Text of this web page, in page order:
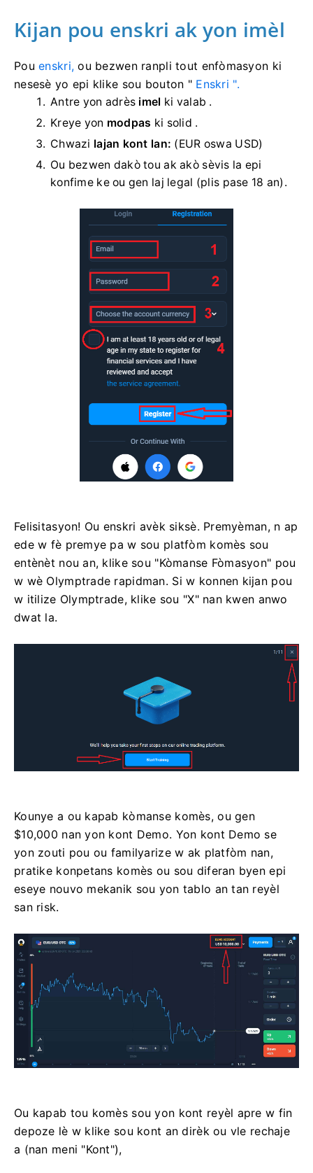
Kijan pou enskri ak yon imèl
Pouenskri, ou bezwen ranpli tout enfòmasyon ki
nesesè yo epi klike sou bouton " Enskri ".
Antre yon adrès imel ki valab .
Kreye yon modpas ki solid .
Chwazi lajan kont lan: (EUR oswa USD)
Ou bezwen dakò tou ak akò sèvis la epi
konfime ke ou gen laj legal (plis pase 18 an).
Felisitasyon! Ou enskri avèk siksè. Premyèman, n ap
ede w fè premye pa w sou platfòm komès sou
entènèt nou an, klike sou "Kòmanse Fòmasyon" pou
w wè Olymptrade rapidman. Si w konnen kijan pou
w itilize Olymptrade, klike sou "X" nan kwen anwo
dwat la.
Kounye a ou kapab kòmanse komès, ou gen
$10,000 nan yon kont Demo. Yon kont Demo se
yon zouti pou ou familyarize w ak platfòm nan,
pratike konpetans komès ou sou diferan byen epi
eseye nouvo mekanik sou yon tablo an tan reyèl
san risk.
Ou kapab tou komès sou yon kont reyèl apre w fin
depoze lè w klike sou kont an dirèk ou vle rechaje
a (nan meni "Kont"),